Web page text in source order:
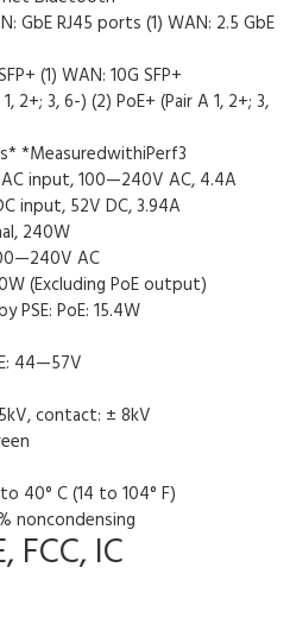
GbE RJ45 ports (1) WAN: 2.5 GbE
(1) WAN: 10G SFP+
2+; 3, 6-) (2) PoE+ (Pair A 1, 2+; 3,
*MeasuredwithiPerf3
input, 100—240V AC, 4.4A
input, 52V DC, 3.94A
240W
AC
(Excluding PoE output)
PSE: PoE: 15.4W
44—57V
contact: ± 8kV
40° C (14 to 104° F)
noncondensing
FCC, IC